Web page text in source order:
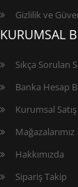
Gizlilik ve
KURUMSAL
Sıkça Sorulan
Banka Hesap
Kurumsal Satış
Mağazalarımız
Hakkımızda
Sipariş Takip